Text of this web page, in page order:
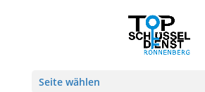
Seite wählen